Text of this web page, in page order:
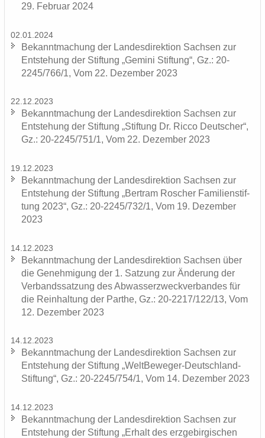
29. Fe­bru­ar 2024
02.01.2024
Be­kannt­ma­chung der Lan­des­di­rek­ti­on Sach­sen zur
Ent­ste­hung der Stif­tung „Ge­mi­ni Stif­tung“, Gz.: 20-
2245/766/1, Vom 22. De­zem­ber 2023
22.12.2023
Be­kannt­ma­chung der Lan­des­di­rek­ti­on Sach­sen zur
Ent­ste­hung der Stif­tung „Stif­tung Dr. Ricco Deut­scher“,
Gz.: 20-2245/751/1, Vom 22. De­zem­ber 2023
19.12.2023
Be­kannt­ma­chung der Lan­des­di­rek­ti­on Sach­sen zur
Ent­ste­hung der Stif­tung „Bert­ram Ro­scher Fa­mi­li­en­stif­
tung 2023“, Gz.: 20-2245/732/1, Vom 19. De­zem­ber
2023
14.12.2023
Be­kannt­ma­chung der Lan­des­di­rek­ti­on Sach­sen über
die Ge­neh­mi­gung der 1. Sat­zung zur Än­de­rung der
Ver­bands­sat­zung des Ab­was­ser­zweck­ver­ban­des für
die Rein­hal­tung der Par­the, Gz.: 20-2217/122/13, Vom
12. De­zem­ber 2023
14.12.2023
Be­kannt­ma­chung der Lan­des­di­rek­ti­on Sach­sen zur
Ent­ste­hung der Stif­tung „WeltBeweger-​Deutschland-
Stiftung“, Gz.: 20-2245/754/1, Vom 14. De­zem­ber 2023
14.12.2023
Be­kannt­ma­chung der Lan­des­di­rek­ti­on Sach­sen zur
Ent­ste­hung der Stif­tung „Er­halt des erz­ge­bir­gi­schen